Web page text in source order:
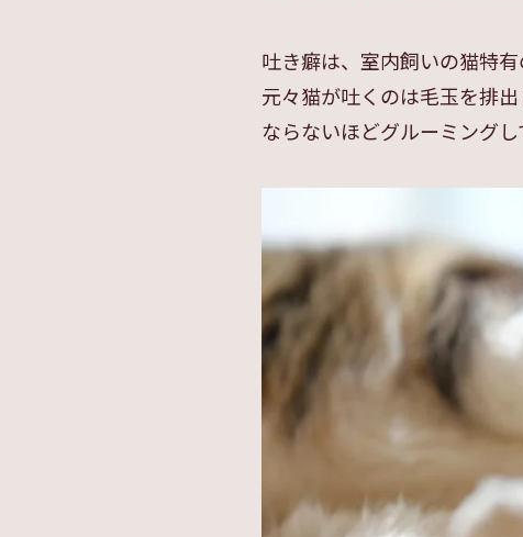
吐き癖は、室内飼いの猫特有
元々猫が吐くのは毛玉を排
ならないほどグルーミング